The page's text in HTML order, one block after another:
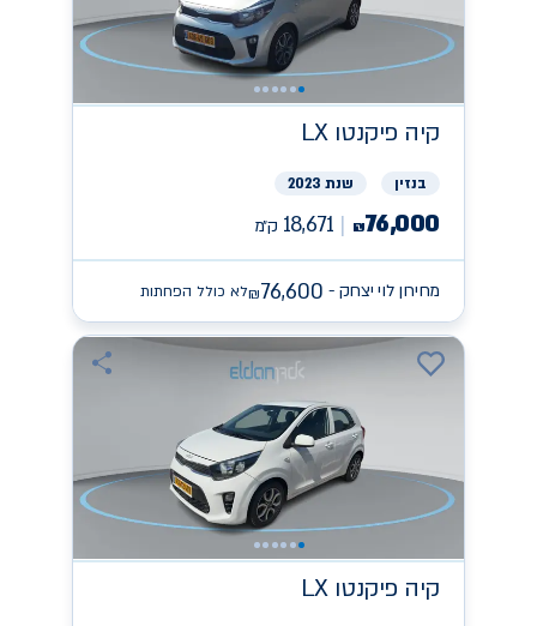
קיה פיקנטו LX
בנזין שנת 2023
₪76,000
18,671 ק״מ
מחירון לוי יצחק - ₪76,600 לא כולל הפחתות
קיה פיקנטו LX